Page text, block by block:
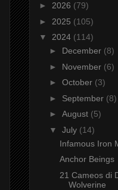
► 2026 (79)
► 2025 (105)
▼ 2024 (114)
► December (8)
► November (6)
► October (3)
► September (8)
► August (5)
▼ July (14)
Infamous Iron
Anchor Beings
21 Cameos di
Wolverine